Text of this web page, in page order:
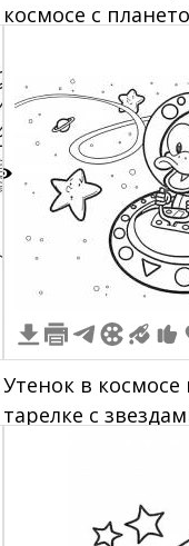
космосе с
Утенок в
тарелке с